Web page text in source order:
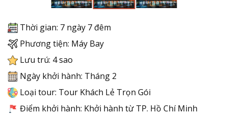
Thời gian: 7 ngày 7 đêm
Phương tiện: Máy Bay
Lưu trú: 4 sao
Ngày khởi hành: Tháng 2
Loại tour: Tour Khách Lẻ Trọn Gói
Điểm khởi hành: Khởi hành từ TP. Hồ Chí Minh